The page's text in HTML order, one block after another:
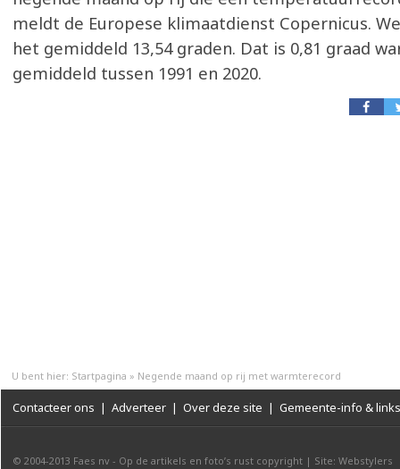
meldt de Europese klimaatdienst Copernicus.
het gemiddeld 13,54 graden. Dat is 0,81 graad
gemiddeld tussen 1991 en 2020.
U bent hier: Startpagina » Negende maand op rij met warmterecord
Contacteer ons | Adverteer | Over deze site | Gemeente-info & links
© 2004-2013 Faes nv - Op de artikels en foto’s rust copyright | Site: Webstylers